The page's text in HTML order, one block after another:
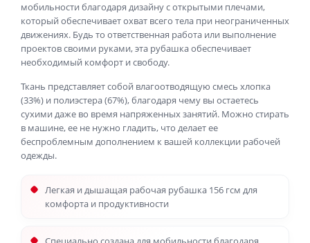
мобильности благодаря дизайну с открытыми плечами,
который обеспечивает охват всего тела при неограниченных
движениях. Будь то ответственная работа или выполнение
проектов своими руками, эта рубашка обеспечивает
необходимый комфорт и свободу.
Ткань представляет собой влагоотводящую смесь хлопка
(33%) и полиэстера (67%), благодаря чему вы остаетесь
сухими даже во время напряженных занятий. Можно стирать
в машине, ее не нужно гладить, что делает ее
беспроблемным дополнением к вашей коллекции рабочей
одежды.
Легкая и дышащая рабочая рубашка 156 гсм для
комфорта и продуктивности